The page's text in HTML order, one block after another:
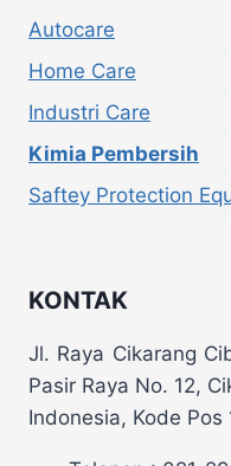
Autocare
Home Care
Industri Care
Kimia Pembersih
Saftey Protection
KONTAK
Jl. Raya Cikarang
Pasir Raya No. 12,
Indonesia, Kode Pos